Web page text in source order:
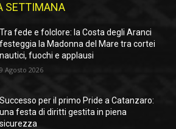
SETTIMANA
Tra fede e folclore: la Costa degli Aranci
festeggia la Madonna del Mare tra cortei
nautici, fuochi e applausi
9 Agosto 2026
Successo per il primo Pride a Catanzaro:
una festa di diritti gestita in piena
sicurezza